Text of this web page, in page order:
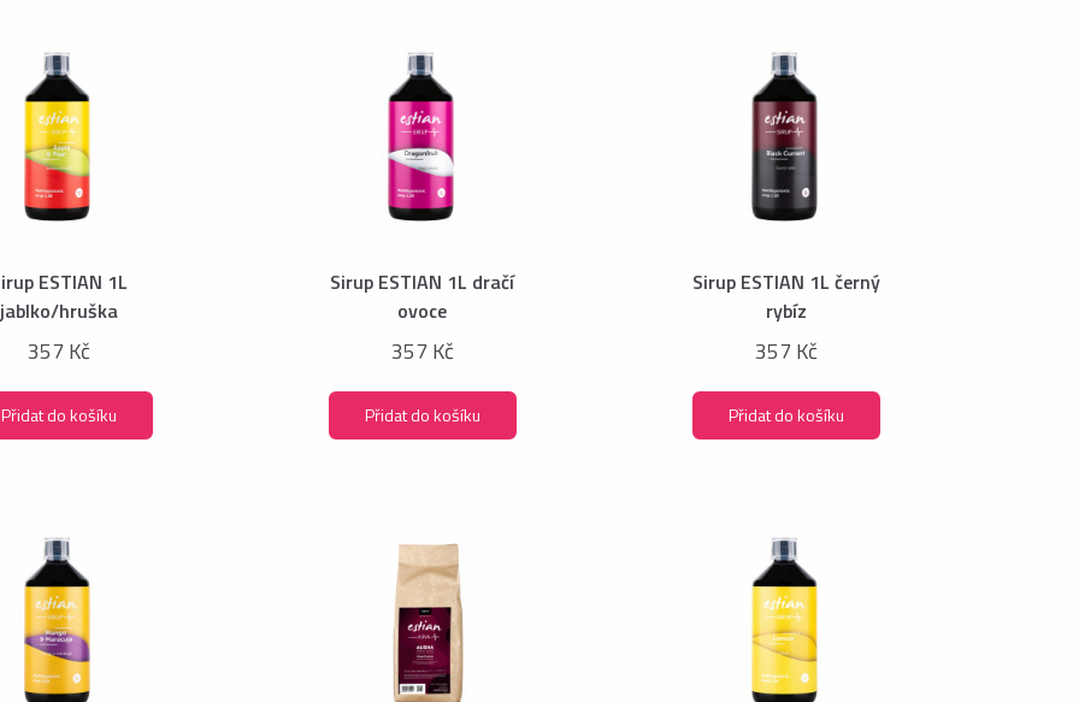
ESTIAN 1L
jablko/hruška
357 Kč
Přidat do košíku
Sirup ESTIAN 1L dračí
ovoce
357 Kč
Přidat do košíku
Sirup ESTIAN 1L černý
rybíz
357 Kč
Přidat do košíku